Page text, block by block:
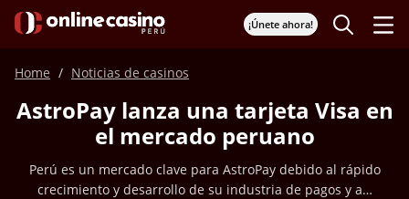
¡Únete ahora!
Home Noticias de casinos
AstroPay lanza una tarjeta Visa en
el mercado peruano
Perú es un mercado clave para AstroPay debido al rápido
crecimiento y desarrollo de su industria de pagos y a…